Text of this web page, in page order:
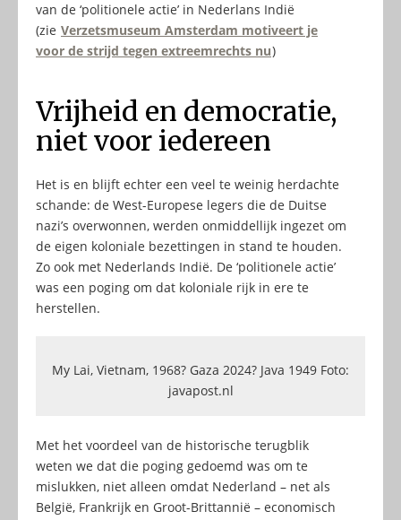
van de ‘politionele actie’ in Nederlans Indië
(zie Verzetsmuseum Amsterdam motiveert je
voor de strijd tegen extreemrechts nu)
Vrijheid en democratie,
niet voor iedereen
Het is en blijft echter een veel te weinig herdachte
schande: de West-Europese legers die de Duitse
nazi’s overwonnen, werden onmiddellijk ingezet om
de eigen koloniale bezettingen in stand te houden.
Zo ook met Nederlands Indië. De ‘politionele actie’
was een poging om dat koloniale rijk in ere te
herstellen.
My Lai, Vietnam, 1968? Gaza 2024? Java 1949 Foto:
javapost.nl
Met het voordeel van de historische terugblik
weten we dat die poging gedoemd was om te
mislukken, niet alleen omdat Nederland – net als
België, Frankrijk en Groot-Brittannië – economisch